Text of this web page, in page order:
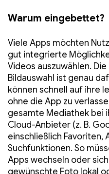
Warum eingebettet?
Viele Apps möchten
gut integrierte
Videos auszuwählen.
Bildauswahl ist genau
können schnell auf ihre
ohne die App zu
gesamte Mediathek bei
Cloud-Anbieter (z. B.
einschließlich Favoriten,
Suchfunktionen. So
Apps wechseln oder
gewünschte Foto lokal